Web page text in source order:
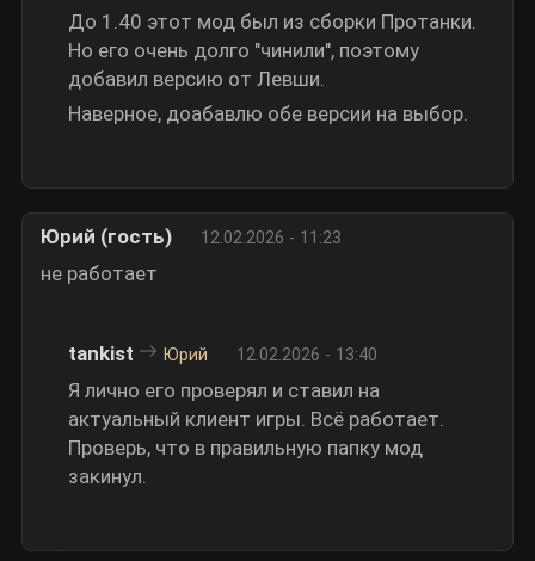
До 1.40 этот мод был из сборки Протанки.
Но его очень долго "чинили", поэтому
добавил версию от Левши.
Наверное, доабавлю обе версии на выбор.
Юрий (гость) 12.02.2026 - 11:23
не работает
tankist Юрий 12.02.2026 - 13:40
Я лично его проверял и ставил на
актуальный клиент игры. Всё работает.
Проверь, что в правильную папку мод
закинул.